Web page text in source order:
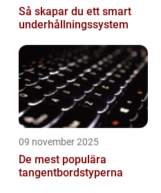
Så skapar du ett smart
underhållningssystem
09 november 2025
De mest populära
tangentbordstyperna